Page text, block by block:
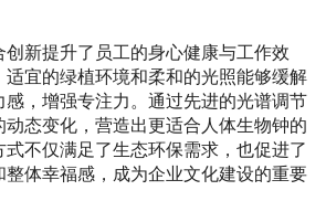
新提升了员工的身心健康与工作效
适宜的绿植环境和柔和的光照能够缓解
感，增强专注力。通过先进的光谱调节
态变化，营造出更适合人体生物钟的
不仅满足了生态环保需求，也促进了
整体幸福感，成为企业文化建设的重要